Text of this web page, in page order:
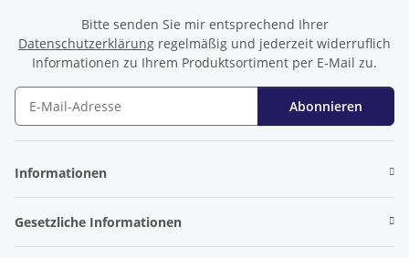
Bitte senden Sie mir entsprechend Ihrer
Datenschutzerklärung regelmäßig und jederzeit widerruflich
Informationen zu Ihrem Produktsortiment per E-Mail zu.
Abonnieren
Informationen
Gesetzliche Informationen